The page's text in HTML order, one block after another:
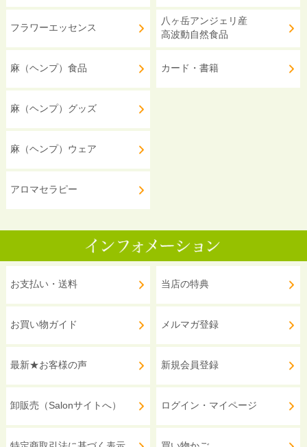
フラワーエッセンス
麻（ヘンプ）食品
麻（ヘンプ）グッズ
麻（ヘンプ）ウェア
アロマセラピー
八ヶ岳アンジェリ産
高波動自然食品
カード・書籍
お支払い・送料
お買い物ガイド
最新★お客様の声
卸販売（Salonサイトへ）
当店の特典
メルマガ登録
新規会員登録
ログイン・マイページ